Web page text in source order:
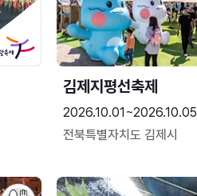
김제지평선축제
2026.10.01~2026.10.05
전북특별자치도 김제시